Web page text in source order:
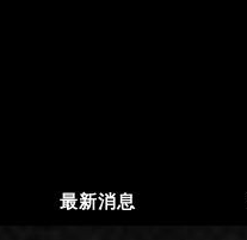
最新消息